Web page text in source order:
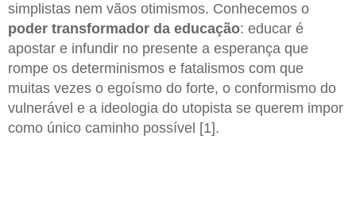
simplistas nem vãos otimismos. Conhecemos o
poder transformador da educação: educar é
apostar e infundir no presente a esperança que
rompe os determinismos e fatalismos com que
muitas vezes o egoísmo do forte, o conformismo do
vulnerável e a ideologia do utopista se querem impor
como único caminho possível [1].